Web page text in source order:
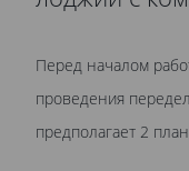
Перед началом
проведения
предполагает 2